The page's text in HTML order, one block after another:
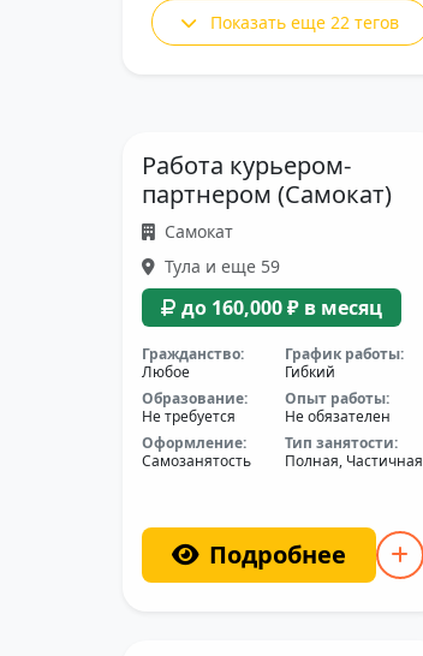
Показать еще 22 тегов
Работа курьером-
партнером (Самокат)
Самокат
Тула и еще 59
до 160,000 ₽ в месяц
Гражданство:
Любое
График работы:
Гибкий
Образование:
Не требуется
Опыт работы:
Не обязателен
Оформление:
Самозанятость
Тип занятости:
Полная, Частичная
Подробнее